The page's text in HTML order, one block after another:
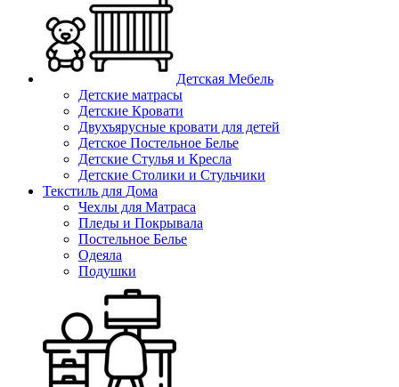
Детская Мебель
Детские матрасы
Детские Кровати
Двухъярусные кровати для детей
Детское Постельное Белье
Детские Стулья и Кресла
Детские Столики и Стульчики
Текстиль для Дома
Чехлы для Матраса
Пледы и Покрывала
Постельное Белье
Одеяла
Подушки